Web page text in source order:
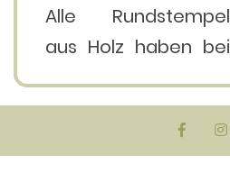
Alle Rundstempel
aus Holz haben bei